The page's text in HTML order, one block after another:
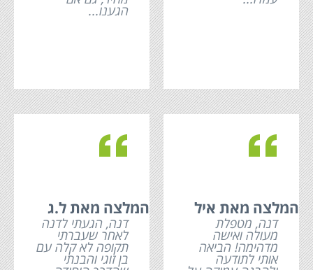
הגענו...
c
המלצה מאת איל
דנה, מטפלת
מעולה ואישה
מדהימה! הביאה
אותי לתודעה
c
המלצה מאת ל.ג
דנה, הגעתי לדנה
לאחר שעברתי
תקופה לא קלה עם
בן זוגי והבנתי